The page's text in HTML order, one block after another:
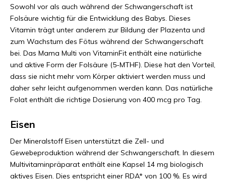
Sowohl vor als auch während der Schwangerschaft ist
Folsäure wichtig für die Entwicklung des Babys. Dieses
Vitamin trägt unter anderem zur Bildung der Plazenta und
zum Wachstum des Fötus während der Schwangerschaft
bei. Das Mama Multi von VitaminFit enthält eine natürliche
und aktive Form der Folsäure (5-MTHF). Diese hat den Vorteil,
dass sie nicht mehr vom Körper aktiviert werden muss und
daher sehr leicht aufgenommen werden kann. Das natürliche
Folat enthält die richtige Dosierung von 400 mcg pro Tag.
Eisen
Der Mineralstoff Eisen unterstützt die Zell- und
Gewebeproduktion während der Schwangerschaft. In diesem
Multivitaminpräparat enthält eine Kapsel 14 mg biologisch
aktives Eisen. Dies entspricht einer RDA* von 100 %. Es wird